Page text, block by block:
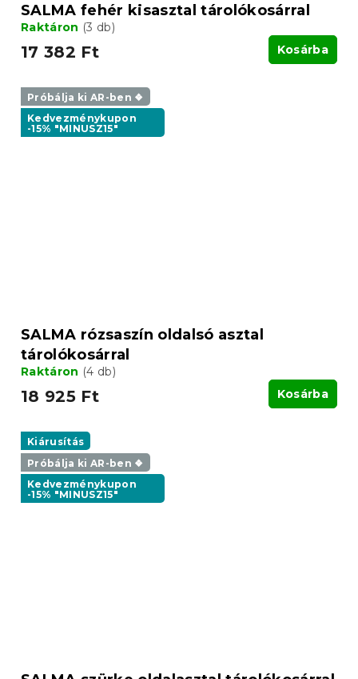
SALMA fehér kisasztal tárolókosárral
Raktáron (3 db)
17 382 Ft Kosárba
Próbálja ki AR-ben ❖
Kedvezménykupon
-15% "MINUSZ15"
SALMA rózsaszín oldalsó asztal
tárolókosárral
Raktáron (4 db)
18 925 Ft Kosárba
Kiárusítás
Próbálja ki AR-ben ❖
Kedvezménykupon
-15% "MINUSZ15"